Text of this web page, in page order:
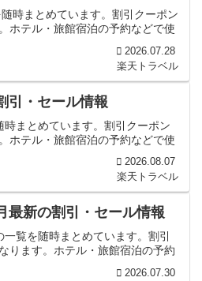
時まとめています。割引クーポン
ホテル・旅館宿泊の予約などで使
2026.07.28
楽天トラベル
引・セール情報
まとめています。割引クーポン
ホテル・旅館宿泊の予約などで使
2026.08.07
楽天トラベル
最新の割引・セール情報
覧を随時まとめています。割引
ります。ホテル・旅館宿泊の予約
2026.07.30